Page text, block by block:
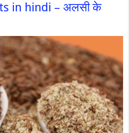
in hindi – अलसी के